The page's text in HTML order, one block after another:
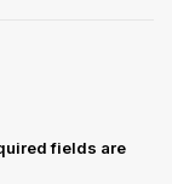
fields are